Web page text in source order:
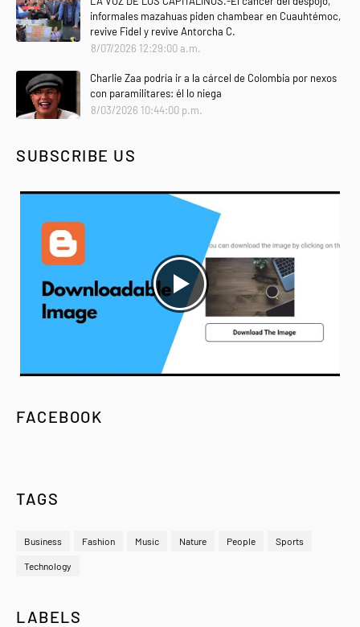
informales mazahuas piden chambear en Cuauhtémoc,
revive Fidel y revive Antorcha C.
8/07/2026 12:29:00 a.m.
Charlie Zaa podría ir a la cárcel de Colombia por nexos
con paramilitares: él lo niega
8/03/2026 10:44:00 p.m.
SUBSCRIBE US
FACEBOOK
TAGS
Business Fashion Music Nature People Sports
Technology
LABELS